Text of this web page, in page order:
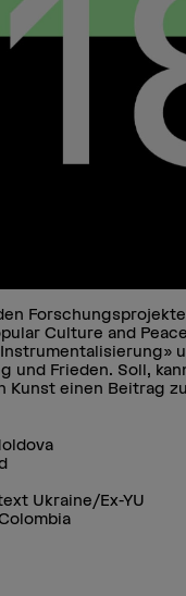
Culture and
und Frieden. Soll,
Kunst einen Beitrag
Ukraine/Ex-YU